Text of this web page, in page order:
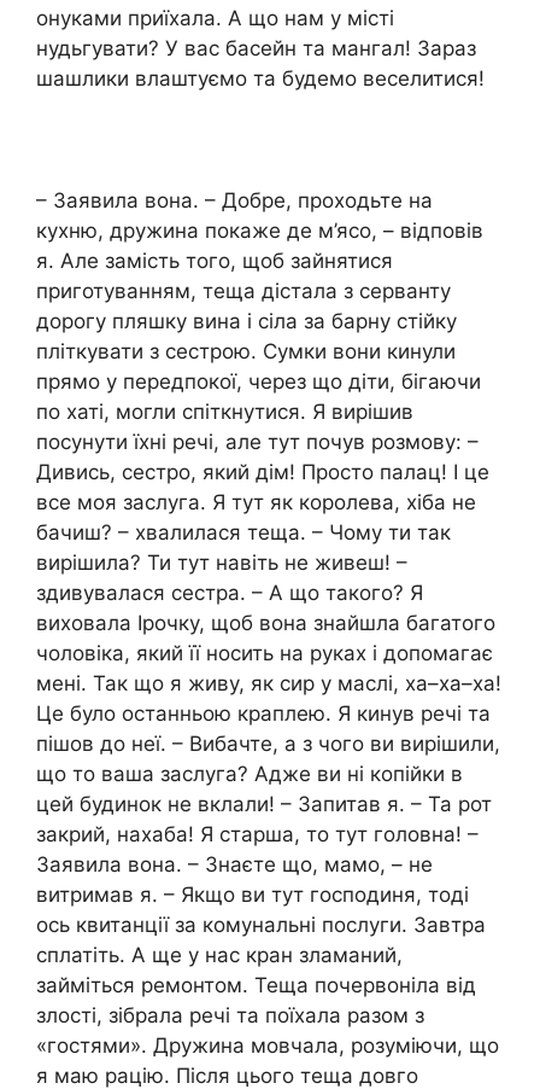
онуками приїхала. А що нам у місті
нудьгувати? У вас басейн та мангал! Зараз
шашлики влаштуємо та будемо веселитися!
– Заявила вона. – Добре, проходьте на
кухню, дружина покаже де м’ясо, – відповів
я. Але замість того, щоб зайнятися
приготуванням, теща дістала з серванту
дорогу пляшку вина і сіла за барну стійку
пліткувати з сестрою. Сумки вони кинули
прямо у передпокої, через що діти, бігаючи
по хаті, могли спіткнутися. Я вирішив
посунути їхні речі, але тут почув розмову: –
Дивись, сестро, який дім! Просто палац! І це
все моя заслуга. Я тут як королева, хіба не
бачиш? – хвалилася теща. – Чому ти так
вирішила? Ти тут навіть не живеш! –
здивувалася сестра. – А що такого? Я
виховала Ірочку, щоб вона знайшла багатого
чоловіка, який її носить на руках і допомагає
мені. Так що я живу, як сир у маслі, ха–ха–ха!
Це було останньою краплею. Я кинув речі та
пішов до неї. – Вибачте, а з чого ви вирішили,
що то ваша заслуга? Адже ви ні копійки в
цей будинок не вклали! – Запитав я. – Та рот
закрий, нахаба! Я старша, то тут головна! –
Заявила вона. – Знаєте що, мамо, – не
витримав я. – Якщо ви тут господиня, тоді
ось квитанції за комунальні послуги. Завтра
сплатіть. А ще у нас кран зламаний,
займіться ремонтом. Теща почервоніла від
злості, зібрала речі та поїхала разом з
«гостями». Дружина мовчала, розуміючи, що
я маю рацію. Після цього теща довго